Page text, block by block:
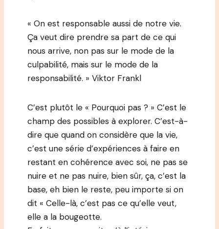
« On est responsable aussi de notre vie.
Ça veut dire prendre sa part de ce qui
nous arrive, non pas sur le mode de la
culpabilité, mais sur le mode de la
responsabilité. » Viktor Frankl
C’est plutôt le « Pourquoi pas ? » C’est le
champ des possibles à explorer. C’est-à-
dire que quand on considère que la vie,
c’est une série d’expériences à faire en
restant en cohérence avec soi, ne pas se
nuire et ne pas nuire, bien sûr, ça, c’est la
base, eh bien le reste, peu importe si on
dit « Celle-là, c’est pas ce qu’elle veut,
elle a la bougeotte.